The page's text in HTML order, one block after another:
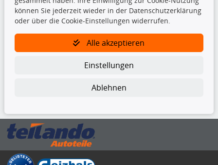
Stoßdämpfer
TecDoc Inside
Die hier angezeigten Daten insbesondere die gesamte Datenbank dürfen
Es ist zu unterlassen, die Daten oder die gesamte Datenbank ohne
vorherige Zustimmung von TecDoc zu vervielfältigen, zu verbreiten
und/oder diese Handlungen durch Dritte ausführen zu lassen. Ein
Zuwiderhandeln stellt eine Urheberrechtsverletzung dar und wird verfolgt.
Bitte prüfen Sie, ob das über unseren Onlineshop identifizierte Ersatzteil
können Sie jederzeit wieder in der Datenschutzerklärung
oder über die Cookie-Einstellungen widerrufen.
Alle akzeptieren
Einstellungen
Ablehnen